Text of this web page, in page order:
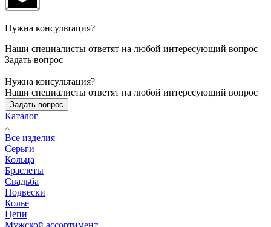
Нужна консультация?
Наши специалисты ответят на любой интересующий вопрос
Задать вопрос
Нужна консультация?
Наши специалисты ответят на любой интересующий вопрос
Задать вопрос
Каталог
Все изделия
Серьги
Кольца
Браслеты
Свадьба
Подвески
Колье
Цепи
Мужской ассортимент